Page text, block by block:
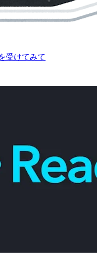
受けてみて